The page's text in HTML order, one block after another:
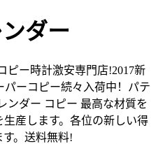
ダー
ピー時計激安専門店!2017新
ーコピー続々入荷中！パテ
ンダー コピー 最高な材質を
産します。各位の新しい得
。送料無料!